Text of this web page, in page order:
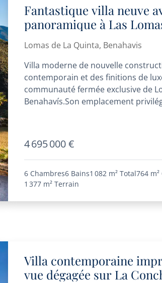
Fantastique villa neuve
panoramique à Las
Lomas de La Quinta, Benahavis
Villa moderne de nouvelle
contemporain et des finitions de
communauté fermée exclusive de
Benahavís.Son emplacement
4 695 000 €
6 Chambres6 Bains1 082 m² Total764 m²
1 377 m² Terrain
Villa contemporaine
vue dégagée sur La